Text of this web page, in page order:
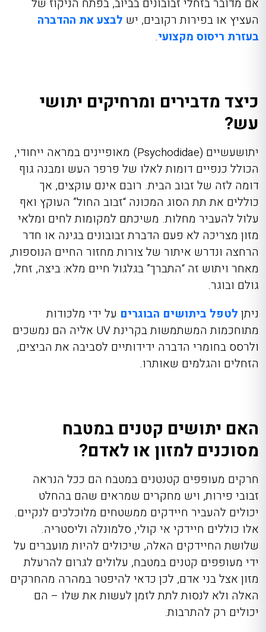
אם מדובר בזחלי זבובונים בביוב, בפתח הניקוז של
העציץ או בפירות רקובים, יש לבצע את ההדברה
בעזרת ריסוס מקצועי.
כיצד מדבירים ומרחיקים יתושי
עש?
יתושעשיים (Psychodidae) מאופיינים במראה ייחודי,
הכולל כנפיים דומות לאלו של פרפר העש ומבנה גוף
דומה לזה של זבוב הבית. רובם אינם עוקצים, אך
כוללים את תת הסוג המכונה “זבוב החול” העוקץ ואף
עלול להעביר מחלות. משיכתם למקומות לחים ומלאי
מזון מצריכה לא פעם הדברת זבובונים בגינה או חדר
הרחצה ונדרש איתור של צורות מחזור החיים הנוספות,
מאחר ויתוש זה “התברך” בגלגול חיים מלא: ביצה, זחל,
גולם ובוגר.
ניתן לטפל ביתושים הבוגרים על ידי מלכודות
מתוחכמות המשתמשות בקרינתUV אליה הם נמשכים
ולרסס בחומרי הדברה ידידותיים לסביבה את הביצים,
הזחלים והגלמים שאותרו.
האם יתושים קטנים במטבח
מסוכנים למזון או לאדם?
חרקים מעופפים קטנטנים במטבח הם ככל הנראה
זבובי פירות, ויש מחקרים שמראים שהם בהחלט
יכולים להעביר חיידקים ממשטחים מלוכלכים לנקיים.
אלו כוללים חיידקי אי קולי, סלמונלה וליסטריה.
שלושת החיידקים האלה, שיכולים להיות מועברים על
ידי מעופפים קטנים במטבח, עלולים לגרום להרעלת
מזון אצל בני אדם, לכן כדאי להיפטר במהרה מהחרקים
האלה ולא לנסות לתת לזמן לעשות את שלו – הם
יכולים רק להתרבות.